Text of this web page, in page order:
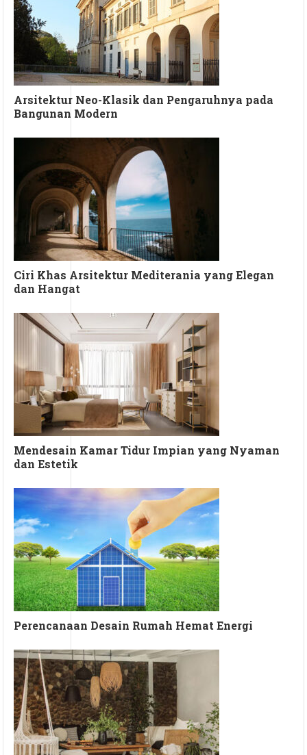
Arsitektur Neo-Klasik dan Pengaruhnya pada
Bangunan Modern
Ciri Khas Arsitektur Mediterania yang Elegan
dan Hangat
Mendesain Kamar Tidur Impian yang Nyaman
dan Estetik
Perencanaan Desain Rumah Hemat Energi